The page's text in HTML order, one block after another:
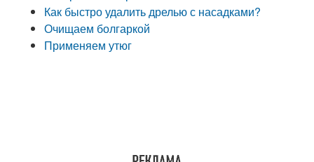
Как быстро удалить дрелью с насадками?
Очищаем болгаркой
Применяем утюг